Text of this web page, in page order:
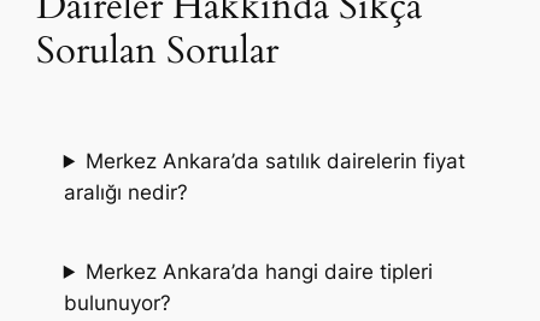
Sorulan Sorular
Merkez Ankara’da satılık dairelerin fiyat
aralığı nedir?
Merkez Ankara’da hangi daire tipleri
bulunuyor?